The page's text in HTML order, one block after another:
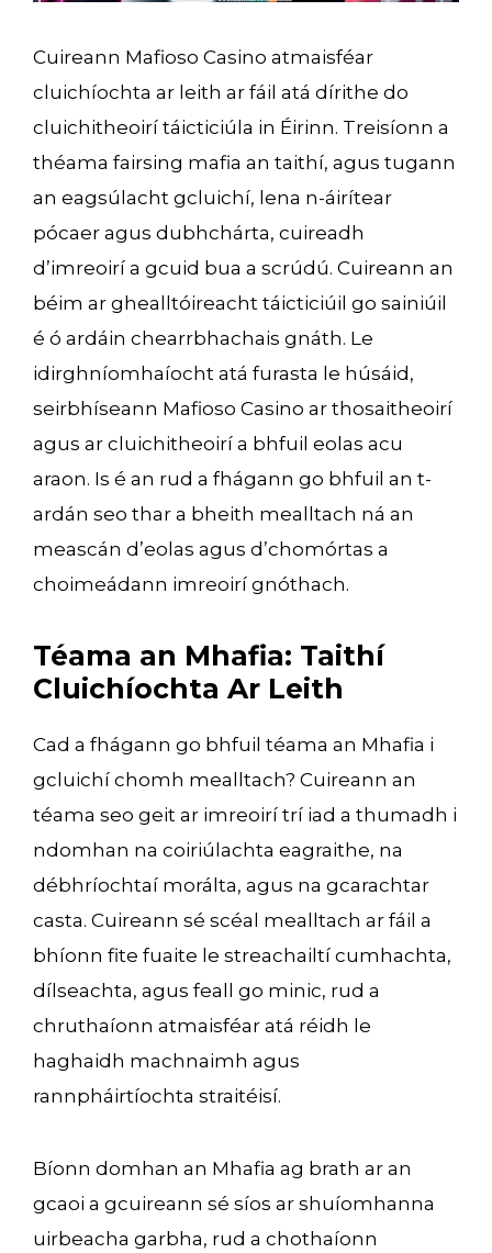
Cuireann Mafioso Casino atmaisféar
cluichíochta ar leith ar fáil atá dírithe do
cluichitheoirí táicticiúla in Éirinn. Treisíonn a
théama fairsing mafia an taithí, agus tugann
an eagsúlacht gcluichí, lena n-áirítear
pócaer agus dubhchárta, cuireadh
d’imreoirí a gcuid bua a scrúdú. Cuireann an
béim ar ghealltóireacht táicticiúil go sainiúil
é ó ardáin chearrbhachais gnáth. Le
idirghníomhaíocht atá furasta le húsáid,
seirbhíseann Mafioso Casino ar thosaitheoirí
agus ar cluichitheoirí a bhfuil eolas acu
araon. Is é an rud a fhágann go bhfuil an t-
ardán seo thar a bheith mealltach ná an
meascán d’eolas agus d’chomórtas a
choimeádann imreoirí gnóthach.
Téama an Mhafia: Taithí
Cluichíochta Ar Leith
Cad a fhágann go bhfuil téama an Mhafia i
gcluichí chomh mealltach? Cuireann an
téama seo geit ar imreoirí trí iad a thumadh i
ndomhan na coiriúlachta eagraithe, na
débhríochtaí morálta, agus na gcarachtar
casta. Cuireann sé scéal mealltach ar fáil a
bhíonn fite fuaite le streachailtí cumhachta,
dílseachta, agus feall go minic, rud a
chruthaíonn atmaisféar atá réidh le
haghaidh machnaimh agus
rannpháirtíochta straitéisí.
Bíonn domhan an Mhafia ag brath ar an
gcaoi a gcuireann sé síos ar shuíomhanna
uirbeacha garbha, rud a chothaíonn